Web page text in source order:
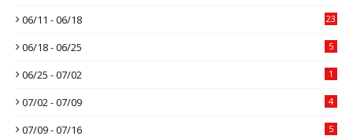
06/11 - 06/18 23
06/18 - 06/25 5
06/25 - 07/02 1
07/02 - 07/09 4
07/09 - 07/16 5